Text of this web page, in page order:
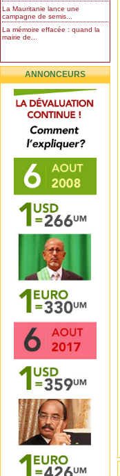
La Mauritanie lance une
campagne de semis...
La mémoire effacée : quand la
mairie de...
ANNONCEURS